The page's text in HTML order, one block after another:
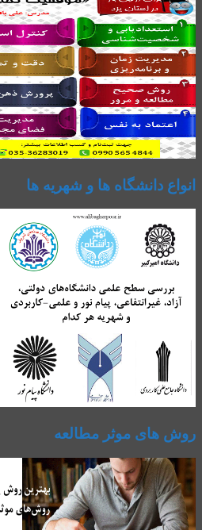
انواع دانشگاه ها و شهریه ها
روش های موثر مطالعه